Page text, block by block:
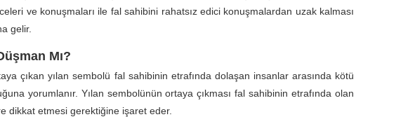
ve konuşmaları ile fal sahibini rahatsız edici konuşmalardan uzak kalması
gelir.
Mı?
çıkan yılan sembolü fal sahibinin etrafında dolaşan insanlar arasında kötü
yorumlanır. Yılan sembolünün ortaya çıkması fal sahibinin etrafında olan
dikkat etmesi gerektiğine işaret eder.